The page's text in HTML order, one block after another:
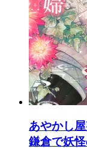
あやかし
鎌倉で妖